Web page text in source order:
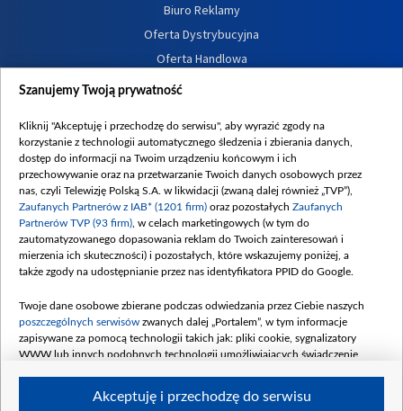
Biuro Reklamy
Oferta Dystrybucyjna
Oferta Handlowa
Dostępność
Procedura zgłoszeń wewnętrznych
Szanujemy Twoją prywatność
Kliknij "Akceptuję i przechodzę do serwisu", aby wyrazić zgody na
korzystanie z technologii automatycznego śledzenia i zbierania danych,
dostęp do informacji na Twoim urządzeniu końcowym i ich
przechowywanie oraz na przetwarzanie Twoich danych osobowych przez
nas, czyli Telewizję Polską S.A. w likwidacji (zwaną dalej również „TVP”),
Zaufanych Partnerów z IAB* (1201 firm) oraz pozostałych Zaufanych
Partnerów TVP (93 firm) , w celach marketingowych (w tym do
zautomatyzowanego dopasowania reklam do Twoich zainteresowań i
mierzenia ich skuteczności) i pozostałych, które wskazujemy poniżej, a
także zgody na udostępnianie przez nas identyfikatora PPID do Google.
Twoje dane osobowe zbierane podczas odwiedzania przez Ciebie naszych
poszczególnych serwisów zwanych dalej „Portalem”, w tym informacje
zapisywane za pomocą technologii takich jak: pliki cookie, sygnalizatory
WWW lub innych podobnych technologii umożliwiających świadczenie
Akceptuję i przechodzę do serwisu